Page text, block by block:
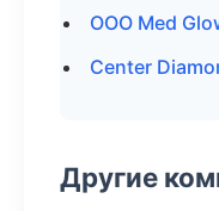
ООО Med
Center
Другие